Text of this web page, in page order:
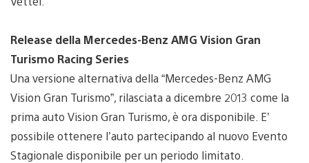
Release della Mercedes-Benz AMG Vision Gran
Turismo Racing Series
Una versione alternativa della “Mercedes-Benz AMG
Vision Gran Turismo”, rilasciata a dicembre 2013 come la
prima auto Vision Gran Turismo, è ora disponibile. E’
possibile ottenere l’auto partecipando al nuovo Evento
Stagionale disponibile per un periodo limitato.